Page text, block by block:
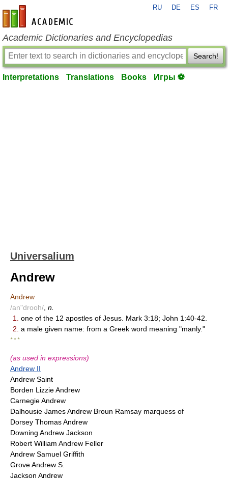
en-academic.com
RU DE ES FR
Academic Dictionaries and Encyclopedias
Search!
Interpretations Translations Books Игры ⚽
Universalium
Andrew
Andrew
/an"drooh/ n.
1.
one of the 12 apostles of Jesus. Mark 3:18; John 1:40-42.
2. a male given name: from a Greek word meaning "manly."
* * *
(as used in expressions)
Andrew II
Andrew Saint
Borden Lizzie Andrew
Carnegie Andrew
Dalhousie James Andrew Broun Ramsay marquess of
Dorsey Thomas Andrew
Downing Andrew Jackson
Robert William Andrew Feller
Andrew Samuel Griffith
Grove Andrew S.
Jackson Andrew